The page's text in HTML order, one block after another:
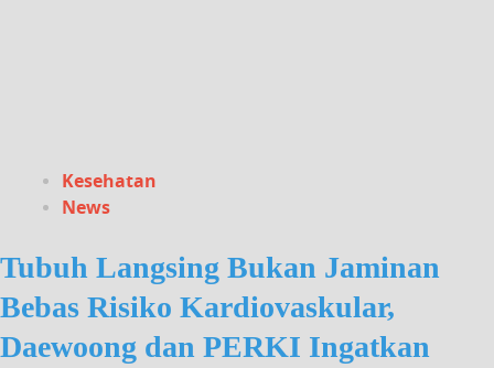
Kesehatan
News
Tubuh Langsing Bukan Jaminan
Bebas Risiko Kardiovaskular,
Daewoong dan PERKI Ingatkan